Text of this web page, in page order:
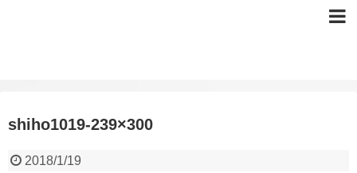
shiho1019-239×300
2018/1/19